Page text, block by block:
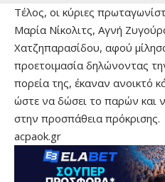
Τέλος, οι κύριες
Μαρία Νίκολιτς, Αγνή
Χατζηπαρασίδου, αφού
προετοιμασία δηλώνοντας
πορεία της, έκαναν ανοικτό
ώστε να δώσει το παρών και
στην προσπάθεια πρόκρισης.
acpaok.gr